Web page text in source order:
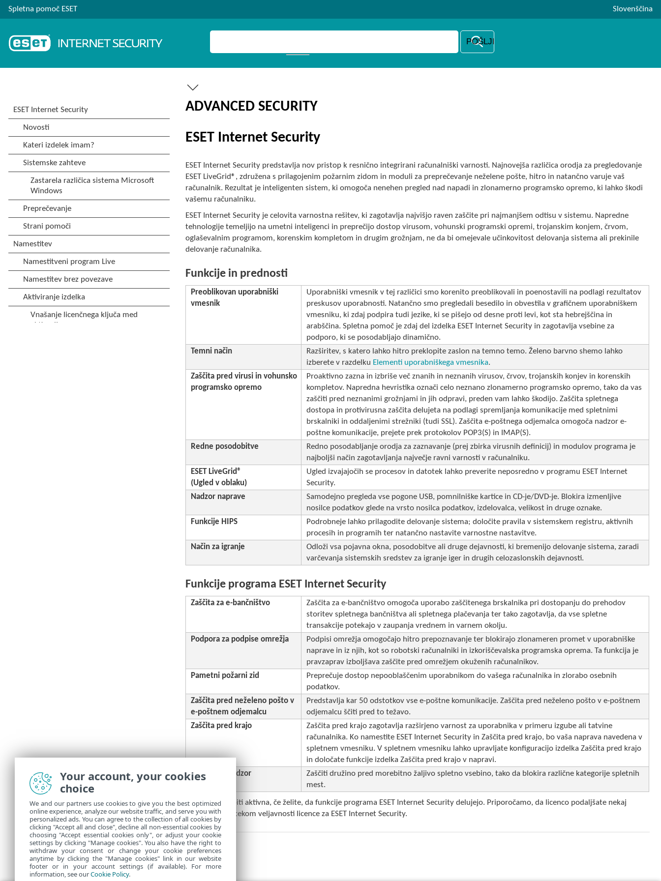
Spletna pomoč ESET Slovenščina
ADVANCED SECURITY
ESET Internet Security
ESET Internet Security predstavlja nov pristop k resnično integrirani računalniški varnosti. Najnovejša različica orodja za pregledovanje
ESET LiveGrid®, združena s prilagojenim požarnim zidom in moduli za preprečevanje neželene pošte, hitro in natančno varuje vaš
računalnik. Rezultat je inteligenten sistem, ki omogoča nenehen pregled nad napadi in zlonamerno programsko opremo, ki lahko škodi
vašemu računalniku.
ESET Internet Security je celovita varnostna rešitev, ki zagotavlja najvišjo raven zaščite pri najmanjšem odtisu v sistemu. Napredne
tehnologije temeljijo na umetni inteligenci in preprečijo dostop virusom, vohunski programski opremi, trojanskim konjem, črvom,
oglaševalnim programom, korenskim kompletom in drugim grožnjam, ne da bi omejevale učinkovitost delovanja sistema ali prekinile
delovanje računalnika.
Funkcije in prednosti
Preoblikovan uporabniški
vmesnik
Uporabniški vmesnik v tej različici smo korenito preoblikovali in poenostavili na podlagi rezultatov
preskusov uporabnosti. Natančno smo pregledali besedilo in obvestila v grafičnem uporabniškem
vmesniku, ki zdaj podpira tudi jezike, ki se pišejo od desne proti levi, kot sta hebrejščina in
arabščina. Spletna pomoč je zdaj del izdelka ESET Internet Security in zagotavlja vsebine za
podporo, ki se posodabljajo dinamično.
Temni način
Razširitev, s katero lahko hitro preklopite zaslon na temno temo. Želeno barvno shemo lahko
izberete v razdelku Elementi uporabniškega vmesnika.
Zaščita pred virusi in vohunsko
programsko opremo
Proaktivno zazna in izbriše več znanih in neznanih virusov, črvov, trojanskih konjev in korenskih
kompletov. Napredna hevristika označi celo neznano zlonamerno programsko opremo, tako da vas
zaščiti pred neznanimi grožnjami in jih odpravi, preden vam lahko škodijo. Zaščita spletnega
dostopa in protivirusna zaščita delujeta na podlagi spremljanja komunikacije med spletnimi
brskalniki in oddaljenimi strežniki (tudi SSL). Zaščita e-poštnega odjemalca omogoča nadzor e-
poštne komunikacije, prejete prek protokolov POP3(S) in IMAP(S).
Redne posodobitve
Redno posodabljanje orodja za zaznavanje (prej zbirka virusnih definicij) in modulov programa je
najboljši način zagotavljanja največje ravni varnosti v računalniku.
ESET LiveGrid®
(Ugled v oblaku)
Ugled izvajajočih se procesov in datotek lahko preverite neposredno v programu ESET Internet
Security.
Nadzor naprave
Samodejno pregleda vse pogone USB, pomnilniške kartice in CD-je/DVD-je. Blokira izmenljive
nosilce podatkov glede na vrsto nosilca podatkov, izdelovalca, velikost in druge oznake.
Funkcije HIPS
Podrobneje lahko prilagodite delovanje sistema; določite pravila v sistemskem registru, aktivnih
procesih in programih ter natančno nastavite varnostne nastavitve.
Način za igranje
Odloži vsa pojavna okna, posodobitve ali druge dejavnosti, ki bremenijo delovanje sistema, zaradi
varčevanja sistemskih sredstev za igranje iger in drugih celozaslonskih dejavnosti.
Funkcije programa ESET Internet Security
Zaščita za e-bančništvo
Zaščita za e-bančništvo omogoča uporabo zaščitenega brskalnika pri dostopanju do prehodov
storitev spletnega bančništva ali spletnega plačevanja ter tako zagotavlja, da vse spletne
transakcije potekajo v zaupanja vrednem in varnem okolju.
Podpora za podpise omrežja
Podpisi omrežja omogočajo hitro prepoznavanje ter blokirajo zlonameren promet v uporabniške
naprave in iz njih, kot so robotski računalniki in izkoriščevalska programska oprema. Ta funkcija je
pravzaprav izboljšava zaščite pred omrežjem okuženih računalnikov.
Pametni požarni zid
Preprečuje dostop nepooblaščenim uporabnikom do vašega računalnika in zlorabo osebnih
podatkov.
Zaščita pred neželeno pošto v
e-poštnem odjemalcu
Predstavlja kar 50 odstotkov vse e-poštne komunikacije. Zaščita pred neželeno pošto v e-poštnem
odjemalcu ščiti pred to težavo.
Zaščita pred krajo
Zaščita pred krajo zagotavlja razširjeno varnost za uporabnika v primeru izgube ali tatvine
računalnika. Ko namestite ESET Internet Security in Zaščita pred krajo, bo vaša naprava navedena v
spletnem vmesniku. V spletnem vmesniku lahko upravljate konfiguracijo izdelka Zaščita pred krajo
in določate funkcije izdelka Zaščita pred krajo v napravi.
Starševski nadzor
Zaščiti družino pred morebitno žaljivo spletno vsebino, tako da blokira različne kategorije spletnih
mest.
Licenca mora biti aktivna, če želite, da funkcije programa ESET Internet Security delujejo. Priporočamo, da licenco podaljšate nekaj
tednov pred iztekom veljavnosti licence za ESET Internet Security.
Your account, your cookies
choice
We and our partners use cookies to give you the best optimized
online experience, analyze our website traffic, and serve you with
personalized ads. You can agree to the collection of all cookies by
clicking "Accept all and close", decline all non-essential cookies by
choosing "Accept essential cookies only", or adjust your cookie
settings by clicking "Manage cookies". You also have the right to
withdraw your consent or change your cookie preferences
anytime by clicking the "Manage cookies" link in our website
footer or in your account settings (if available). For more
information, see ourCookie Policy.